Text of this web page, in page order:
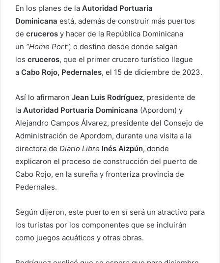
En los planes de la Autoridad Portuaria
Dominicana está, además de construir más puertos
de cruceros y hacer de la República Dominicana
un “Home Port”, o destino desde donde salgan
los cruceros, que el primer crucero turístico llegue
a Cabo Rojo, Pedernales, el 15 de diciembre de 2023.
Así lo afirmaron Jean Luis Rodríguez, presidente de
la Autoridad Portuaria Dominicana (Apordom) y
Alejandro Campos Álvarez, presidente del Consejo de
Administración de Apordom, durante una visita a la
directora de Diario Libre Inés Aizpún, donde
explicaron el proceso de construcción del puerto de
Cabo Rojo, en la sureña y fronteriza provincia de
Pedernales.
Según dijeron, este puerto en sí será un atractivo para
los turistas por los componentes que se incluirán
como juegos acuáticos y otras obras.